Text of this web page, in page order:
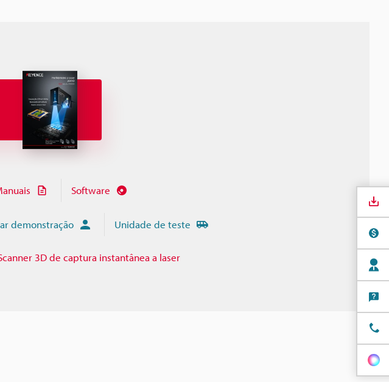
Software
demonstração Unidade de teste
3D de captura instantânea a laser